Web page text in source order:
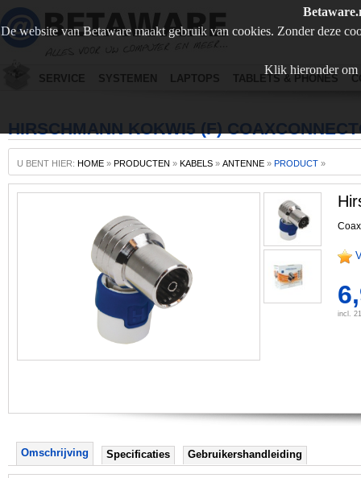
De website van Betaware maakt gebruik van cookies. Zonder deze
Klik hieronder om
SERVICE SYSTEMEN LAPTOPS TABLETS & PHONES
HIRSCHMANN KOKWI5 (F)
U BENT HIER: HOME » PRODUCTEN » KABELS » ANTENNE » PRODUCT »
incl.
Omschrijving Specificaties Gebruikershandleiding